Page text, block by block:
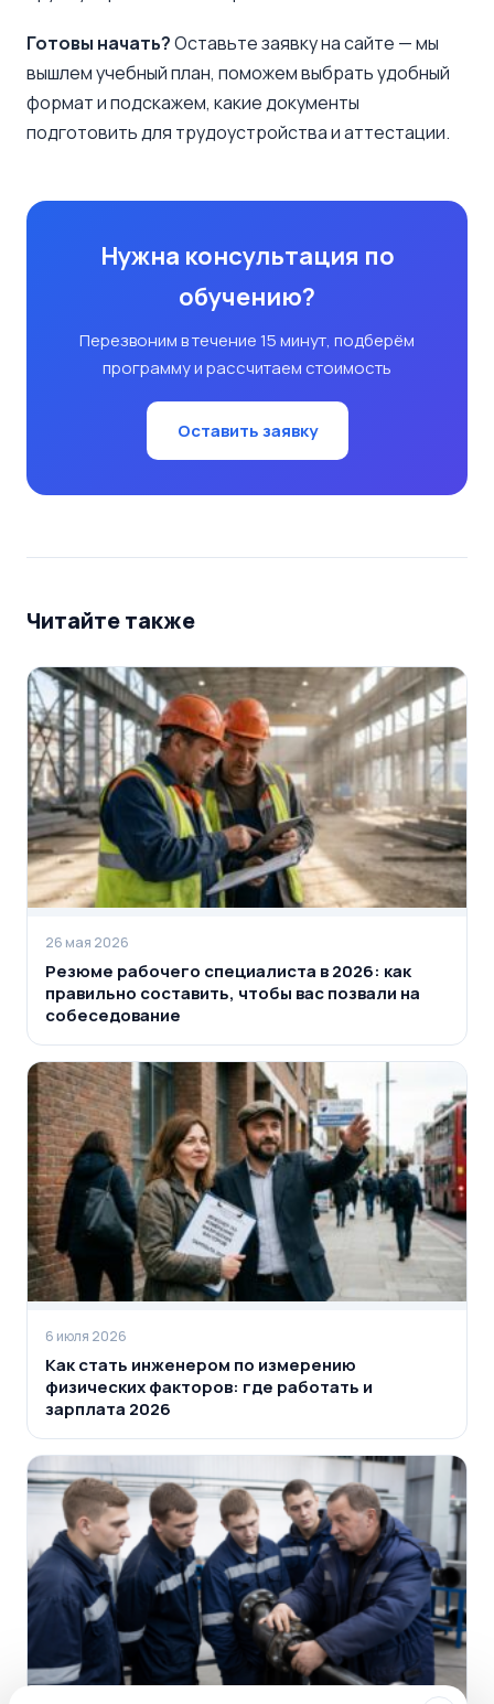
Готовы начать?Оставьте заявку на сайте — мы
вышлем учебный план, поможем выбрать удобный
формат и подскажем, какие документы
подготовить для трудоустройства и аттестации.
Нужна консультация по
обучению?
Перезвоним в течение 15 минут, подберём
программу и рассчитаем стоимость
Оставить заявку
Читайте также
26 мая 2026
Резюме рабочего специалиста в 2026: как
правильно составить, чтобы вас позвали на
собеседование
6 июля 2026
Как стать инженером по измерению
физических факторов: где работать и
зарплата 2026